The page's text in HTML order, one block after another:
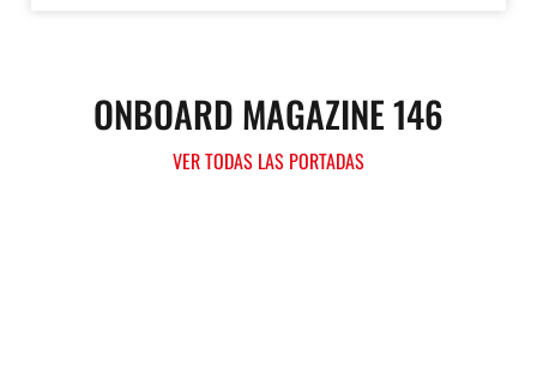
ONBOARD MAGAZINE 146
VER TODAS LAS PORTADAS